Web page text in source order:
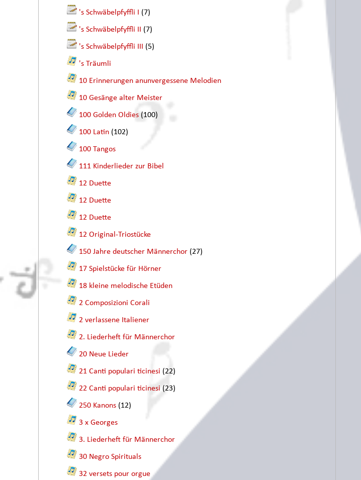
's Schwäbelpfyffli I (7)
's Schwäbelpfyffli II (7)
's Schwäbelpfyffli III (5)
's Träumli
10 Erinnerungen anunvergessene Melodien
10 Gesänge alter Meister
100 Golden Oldies (100)
100 Latin (102)
100 Tangos
111 Kinderlieder zur Bibel
12 Duette
12 Duette
12 Duette
12 Original-Triostücke
150 Jahre deutscher Männerchor (27)
17 Spielstücke für Hörner
18 kleine melodische Etüden
2 Composizioni Corali
2 verlassene Italiener
2. Liederheft für Männerchor
20 Neue Lieder
21 Canti populari ticinesi (22)
22 Canti populari ticinesi (23)
250 Kanons (12)
3 x Georges
3. Liederheft für Männerchor
30 Negro Spirituals
32 versets pour orgue